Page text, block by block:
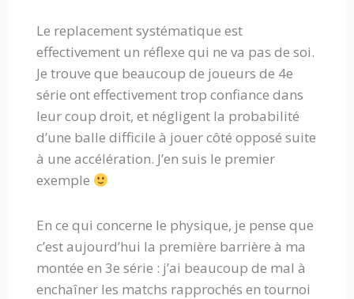
Le replacement systématique est
effectivement un réflexe qui ne va pas de soi.
Je trouve que beaucoup de joueurs de 4e
série ont effectivement trop confiance dans
leur coup droit, et négligent la probabilité
d’une balle difficile à jouer côté opposé suite
à une accélération. J’en suis le premier
exemple
En ce qui concerne le physique, je pense que
c’est aujourd’hui la première barrière à ma
montée en 3e série : j’ai beaucoup de mal à
enchaîner les matchs rapprochés en tournoi